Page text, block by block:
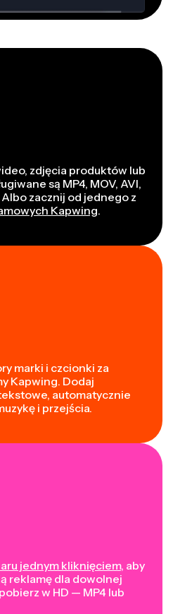
zdjęcia produktów lub
są MP4, MOV, AVI,
zacznij od jednego z
Kapwing.
marki i czcionki za
Kapwing. Dodaj
automatycznie
i przejścia.
jednym kliknięciem, aby
reklamę dla dowolnej
w HD — MP4 lub